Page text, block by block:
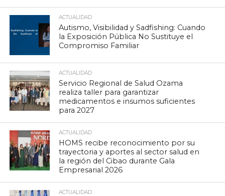
ACTUALIDAD
Autismo, Visibilidad y Sadfishing: Cuando
la Exposición Pública No Sustituye el
Compromiso Familiar
ACTUALIDAD
Servicio Regional de Salud Ozama
realiza taller para garantizar
medicamentos e insumos suficientes
para 2027
ACTUALIDAD
HOMS recibe reconocimiento por su
trayectoria y aportes al sector salud en
la región del Cibao durante Gala
Empresarial 2026
ACTUALIDAD